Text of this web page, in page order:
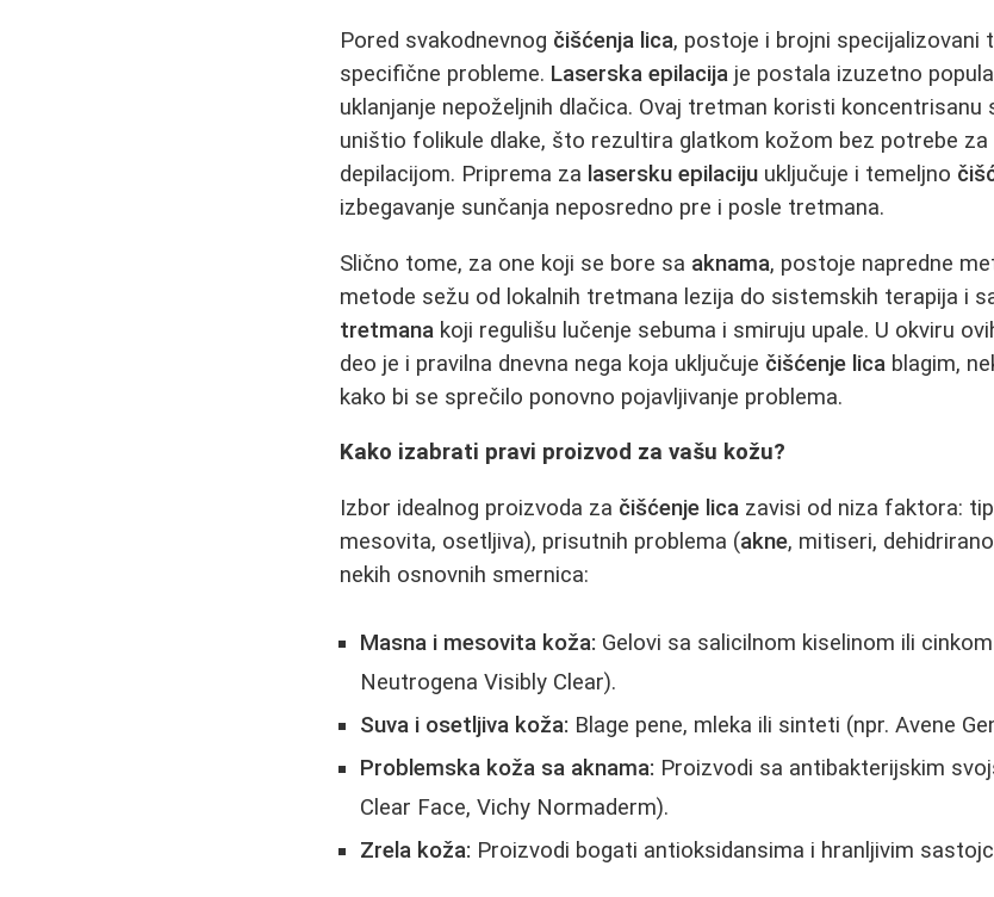
Pored svakodnevnog čišćenja lica, postoje i brojni specijalizovani
specifične probleme. Laserska epilacija je postala izuzetno
uklanjanje nepoželjnih dlačica. Ovaj tretman koristi
uništio folikule dlake, što rezultira glatkom kožom bez potrebe
depilacijom. Priprema za lasersku epilaciju uključuje i temeljno
izbegavanje sunčanja neposredno pre i posle tretmana.
Slično tome, za one koji se bore sa aknama, postoje napredne
metode sežu od lokalnih tretmana lezija do sistemskih terapija i
tretmana koji regulišu lučenje sebuma i smiruju upale. U okviru
deo je i pravilna dnevna nega koja uključuje čišćenje lica blagim,
kako bi se sprečilo ponovno pojavljivanje problema.
Kako izabrati pravi proizvod za vašu kožu?
Izbor idealnog proizvoda za čišćenje lica zavisi od niza faktora:
mesovita, osetljiva), prisutnih problema (akne, mitiseri,
nekih osnovnih smernica:
Masna i mesovita koža: Gelovi sa salicilnom kiselinom ili
Neutrogena Visibly Clear).
Suva i osetljiva koža: Blage pene, mleka ili sinteti (npr. Avene
Problemska koža sa aknama: Proizvodi sa antibakterijskim
Clear Face, Vichy Normaderm).
Zrela koža: Proizvodi bogati antioksidansima i hranljivim